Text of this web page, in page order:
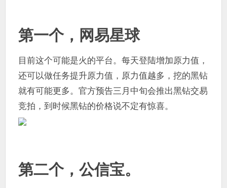
第一个，网易星球
目前这个可能是火的平台。每天登陆增加原力值，
还可以做任务提升原力值，原力值越多，挖的黑钻
就有可能更多。官方预告三月中旬会推出黑钻交易
竞拍，到时候黑钻的价格说不定有惊喜。
第二个，公信宝。